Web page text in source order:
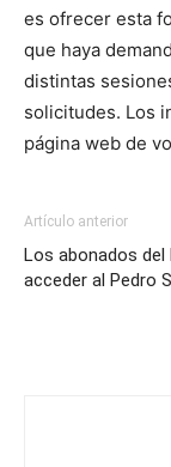
es ofrecer esta
que haya
distintas
solicitudes. Los
página web de
Artículo anterior
Los abonados del
acceder al Pedro